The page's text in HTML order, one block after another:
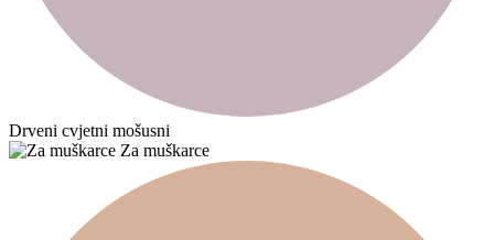
Drveni cvjetni mošusni
Za muškarce